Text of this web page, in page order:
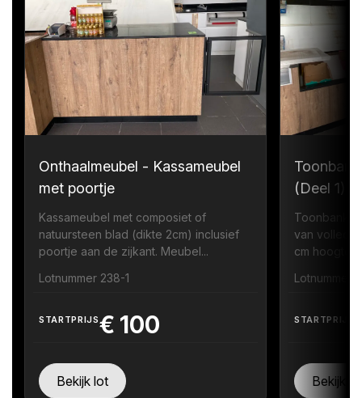
Onthaalmeubel - Kassameubel
met poortje
Kassameubel met composiet of
natuursteen blad (dikte 2cm) inclusief
poortje aan de zijkant. Meubel...
Lotnummer 238-1
STARTPRIJS€ 100
Bekijk lot
(Deel 1)
Toonbank
van
cm hoogte
Lotnummer
STARTPRIJS
Bekijk